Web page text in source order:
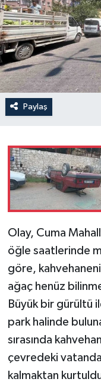
Paylaş
Olay, Cuma
öğle saatlerinde
göre,
ağaç henüz
Büyük bir gürültü
park halinde
sırasında
çevredeki
kalmaktan